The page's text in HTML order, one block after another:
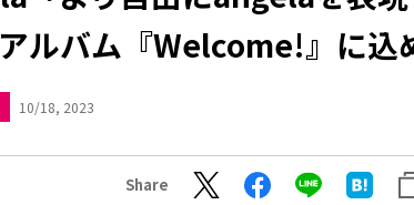
アルバム『Welcome!』に込
10/18, 2023
Share